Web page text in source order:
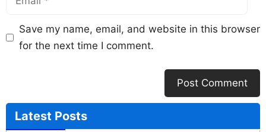
Save my name, email, and website in this browser
for the next time I comment.
Latest Posts